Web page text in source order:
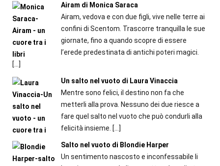
Airam di Monica Saraca
Airam, vedova e con due figli, vive nelle terre ai
confini di Scentom. Trascorre tranquilla le sue
giornate, fino a quando scopre di essere
l’erede predestinata di antichi poteri magici.
[…]
Un salto nel vuoto di Laura Vinaccia
Mentre sono felici, il destino non fa che
metterli alla prova. Nessuno dei due riesce a
fare quel salto nel vuoto che può condurli alla
felicità insieme. […]
Salto nel vuoto di Blondie Harper
Un sentimento nascosto e inconfessabile li